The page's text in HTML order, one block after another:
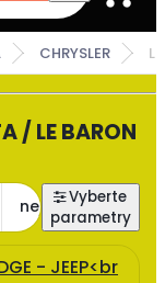
CHRYSLER
/ LE BARON
nejdražší